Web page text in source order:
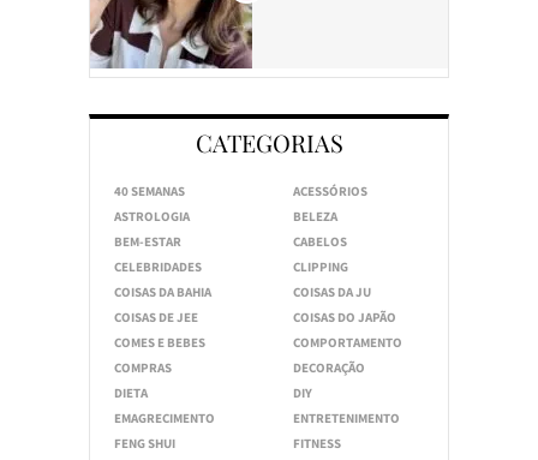
CATEGORIAS
40 SEMANAS
ACESSÓRIOS
ASTROLOGIA
BELEZA
BEM-ESTAR
CABELOS
CELEBRIDADES
CLIPPING
COISAS DA BAHIA
COISAS DA JU
COISAS DE JEE
COISAS DO JAPÃO
COMES E BEBES
COMPORTAMENTO
COMPRAS
DECORAÇÃO
DIETA
DIY
EMAGRECIMENTO
ENTRETENIMENTO
FENG SHUI
FITNESS